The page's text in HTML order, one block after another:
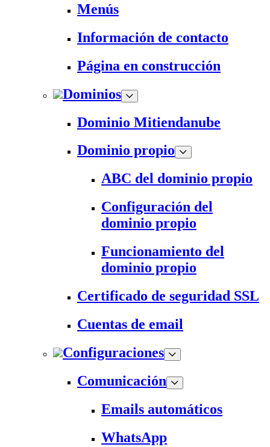
Menús
Información de contacto
Página en construcción
Dominios
Dominio Mitiendanube
Dominio propio
ABC del dominio propio
Configuración del
dominio propio
Funcionamiento del
dominio propio
Certificado de seguridad SSL
Cuentas de email
Configuraciones
Comunicación
Emails automáticos
WhatsApp